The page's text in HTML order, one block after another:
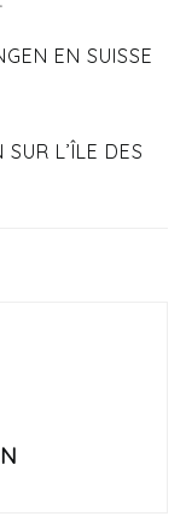
EN SUISSE
L’ÎLE DES